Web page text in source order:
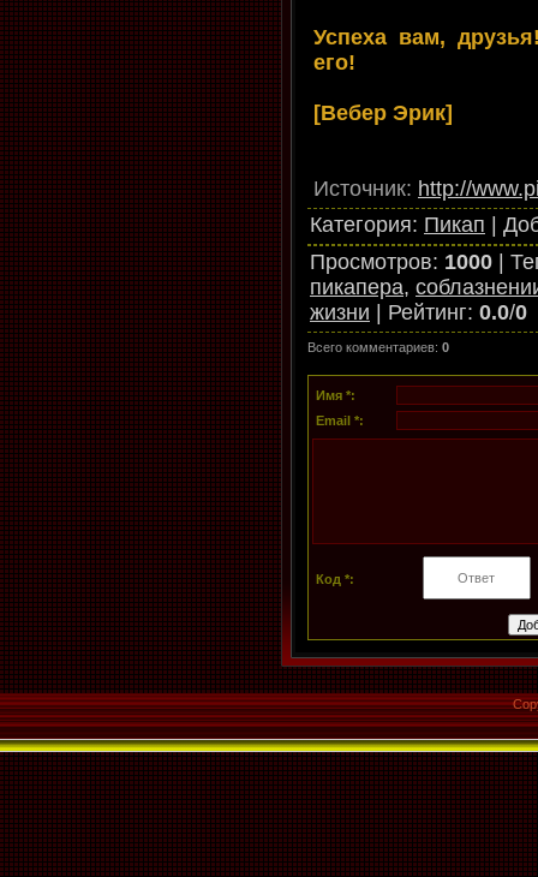
Успеха вам,
его!
[Вебер Эрик]
Источник: http://
Категория: Пикап |
Просмотров: 1000 |
пикапера,
жизни | Рейтинг: 0.0/0
Всего комментариев: 0
Имя *:
Email *:
Код *: